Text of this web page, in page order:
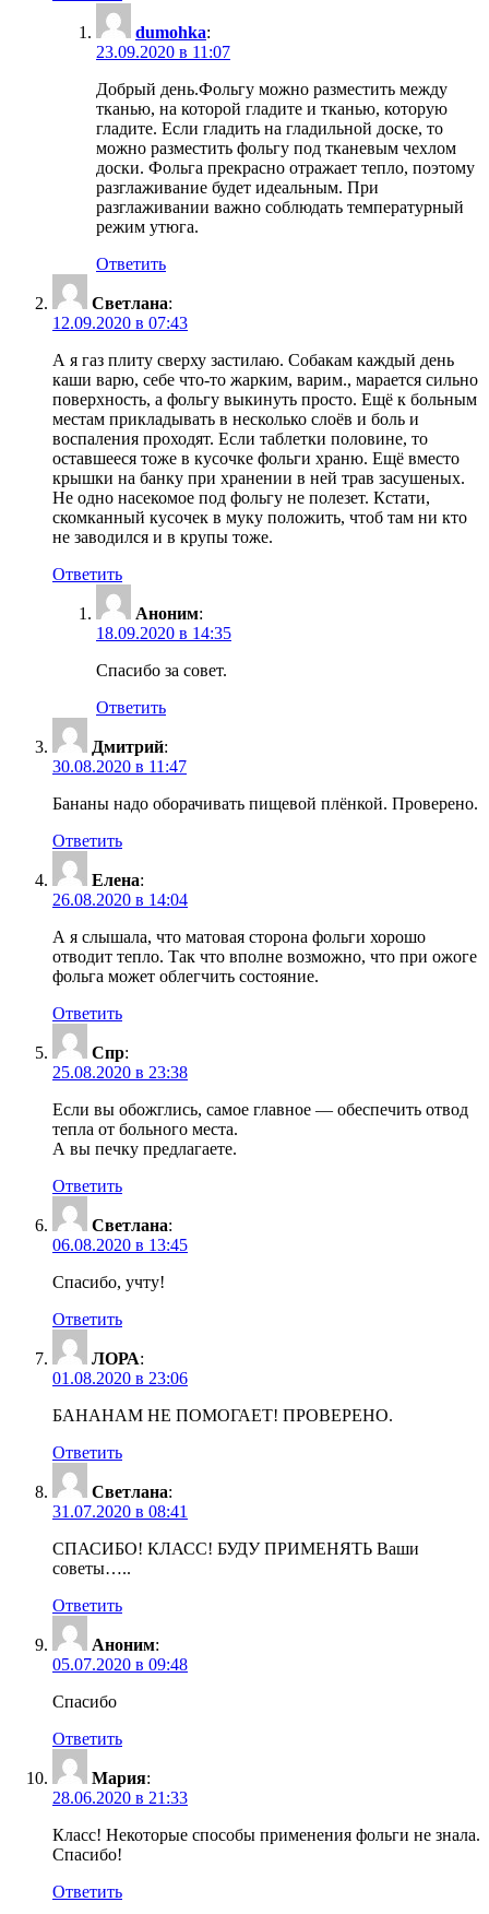
dumohka:
23.09.2020 в 11:07
Добрый день.Фольгу можно разместить между
тканью, на которой гладите и тканью, которую
гладите. Если гладить на гладильной доске, то
можно разместить фольгу под тканевым чехлом
доски. Фольга прекрасно отражает тепло, поэтому
разглаживание будет идеальным. При
разглаживании важно соблюдать температурный
режим утюга.
Ответить
Светлана:
12.09.2020 в 07:43
А я газ плиту сверху застилаю. Собакам каждый день
каши варю, себе что-то жарким, варим., марается сильно
поверхность, а фольгу выкинуть просто. Ещё к больным
местам прикладывать в несколько слоёв и боль и
воспаления проходят. Если таблетки половине, то
оставшееся тоже в кусочке фольги храню. Ещё вместо
крышки на банку при хранении в ней трав засушеных.
Не одно насекомое под фольгу не полезет. Кстати,
скомканный кусочек в муку положить, чтоб там ни кто
не заводился и в крупы тоже.
Ответить
Аноним:
18.09.2020 в 14:35
Спасибо за совет.
Ответить
Дмитрий:
30.08.2020 в 11:47
Бананы надо оборачивать пищевой плёнкой. Проверено.
Ответить
Елена:
26.08.2020 в 14:04
А я слышала, что матовая сторона фольги хорошо
отводит тепло. Так что вполне возможно, что при ожоге
фольга может облегчить состояние.
Ответить
Спр:
25.08.2020 в 23:38
Если вы обожглись, самое главное — обеспечить отвод
тепла от больного места.
А вы печку предлагаете.
Ответить
Светлана:
06.08.2020 в 13:45
Спасибо, учту!
Ответить
ЛОРА:
01.08.2020 в 23:06
БАНАНАМ НЕ ПОМОГАЕТ! ПРОВЕРЕНО.
Ответить
Светлана:
31.07.2020 в 08:41
СПАСИБО! КЛАСС! БУДУ ПРИМЕНЯТЬ Ваши
советы…..
Ответить
Аноним:
05.07.2020 в 09:48
Спасибо
Ответить
Мария:
28.06.2020 в 21:33
Класс! Некоторые способы применения фольги не знала.
Спасибо!
Ответить